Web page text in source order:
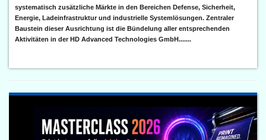
systematisch zusätzliche Märkte in den Bereichen Defense, Sicherheit,
Energie, Ladeinfrastruktur und industrielle Systemlösungen. Zentraler
Baustein dieser Ausrichtung ist die Bündelung aller entsprechenden
Aktivitäten in der HD Advanced Technologies GmbH.......